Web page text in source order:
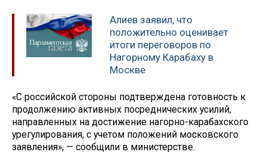
Алиев заявил, что
положительно оценивает
итоги переговоров по
Нагорному Карабаху в
Москве
«С российской стороны подтверждена готовность к
продолжению активных посреднических усилий,
направленных на достижение нагорно-карабахского
урегулирования, с учетом положений московского
заявления», — сообщили в министерстве.